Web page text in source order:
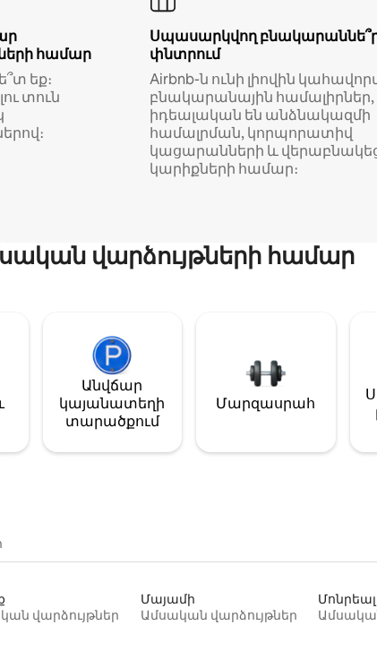
համար
եք։
տուն
Սպասարկվող
փնտրում
Airbnb-ն ունի լիովին
բնակարանային համալիրներ,
իդեալական են անձնակազմի
համալրման, կորպորատիվ
կացարանների և
կարիքների համար։
վարձույթների համար
Անվճար
կայանատեղի
տարածքում
Մարզասրահ
վարձույթներ
Մայամի
Ամսական վարձույթներ
Մոնրեալ